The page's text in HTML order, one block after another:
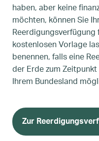
haben, aber keine
möchten, können Sie
Reerdigungsverfügung
kostenlosen Vorlage
benennen, falls eine
der Erde zum
Ihrem Bundesland
Zur